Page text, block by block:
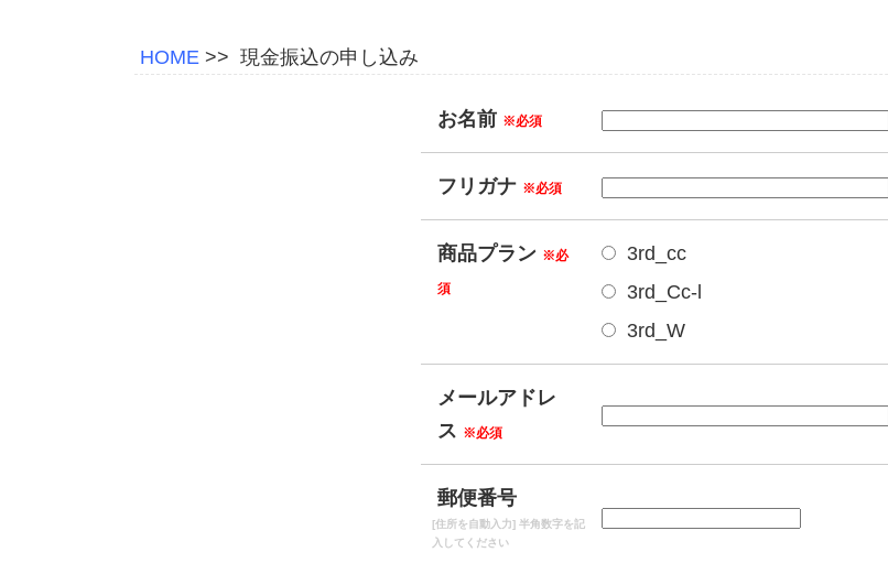
HOME >> 現金振込の申し込み
お名前 ※必須
フリガナ ※必須
商品プラン ※必
須
3rd_cc
3rd_Cc-l
3rd_W
メールアドレ
ス ※必須
郵便番号
[住所を自動入力] 半角数字を記
入してください